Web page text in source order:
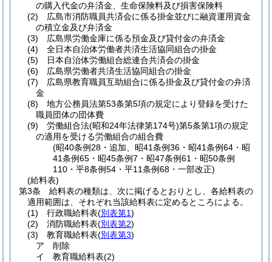
の購入代金の弁済金、生命保険料及び損害保険料
(2)
広島市消防職員共済会に係る掛金並びに融資運用資金
の積立金及び弁済金
(3)
広島県労働金庫に係る預金及び貸付金の弁済金
(4)
全日本自治体労働者共済生活協同組合の掛金
(5)
日本自治体労働組合総連合共済会の掛金
(6)
広島県労働者共済生活協同組合の掛金
(7)
広島県教育職員互助組合に係る掛金及び貸付金の弁済
金
(8)
地方公務員法第53条第5項の規定により登録を受けた
職員団体の団体費
(9)
労働組合法(昭和24年法律第174号)第5条第1項の規定
の適用を受ける労働組合の組合費
(昭40条例28・追加、昭41条例36・昭41条例64・昭
41条例65・昭45条例7・昭47条例61・昭50条例
110・平8条例54・平11条例68・一部改正)
(給料表)
第3条
給料表の種類は、次に掲げるとおりとし、各給料表の
適用範囲は、それぞれ当該給料表に定めるところによる。
(1)
行政職給料表(別表第1)
(2)
消防職給料表(別表第2)
(3)
教育職給料表(別表第3)
ア
削除
イ
教育職給料表(2)